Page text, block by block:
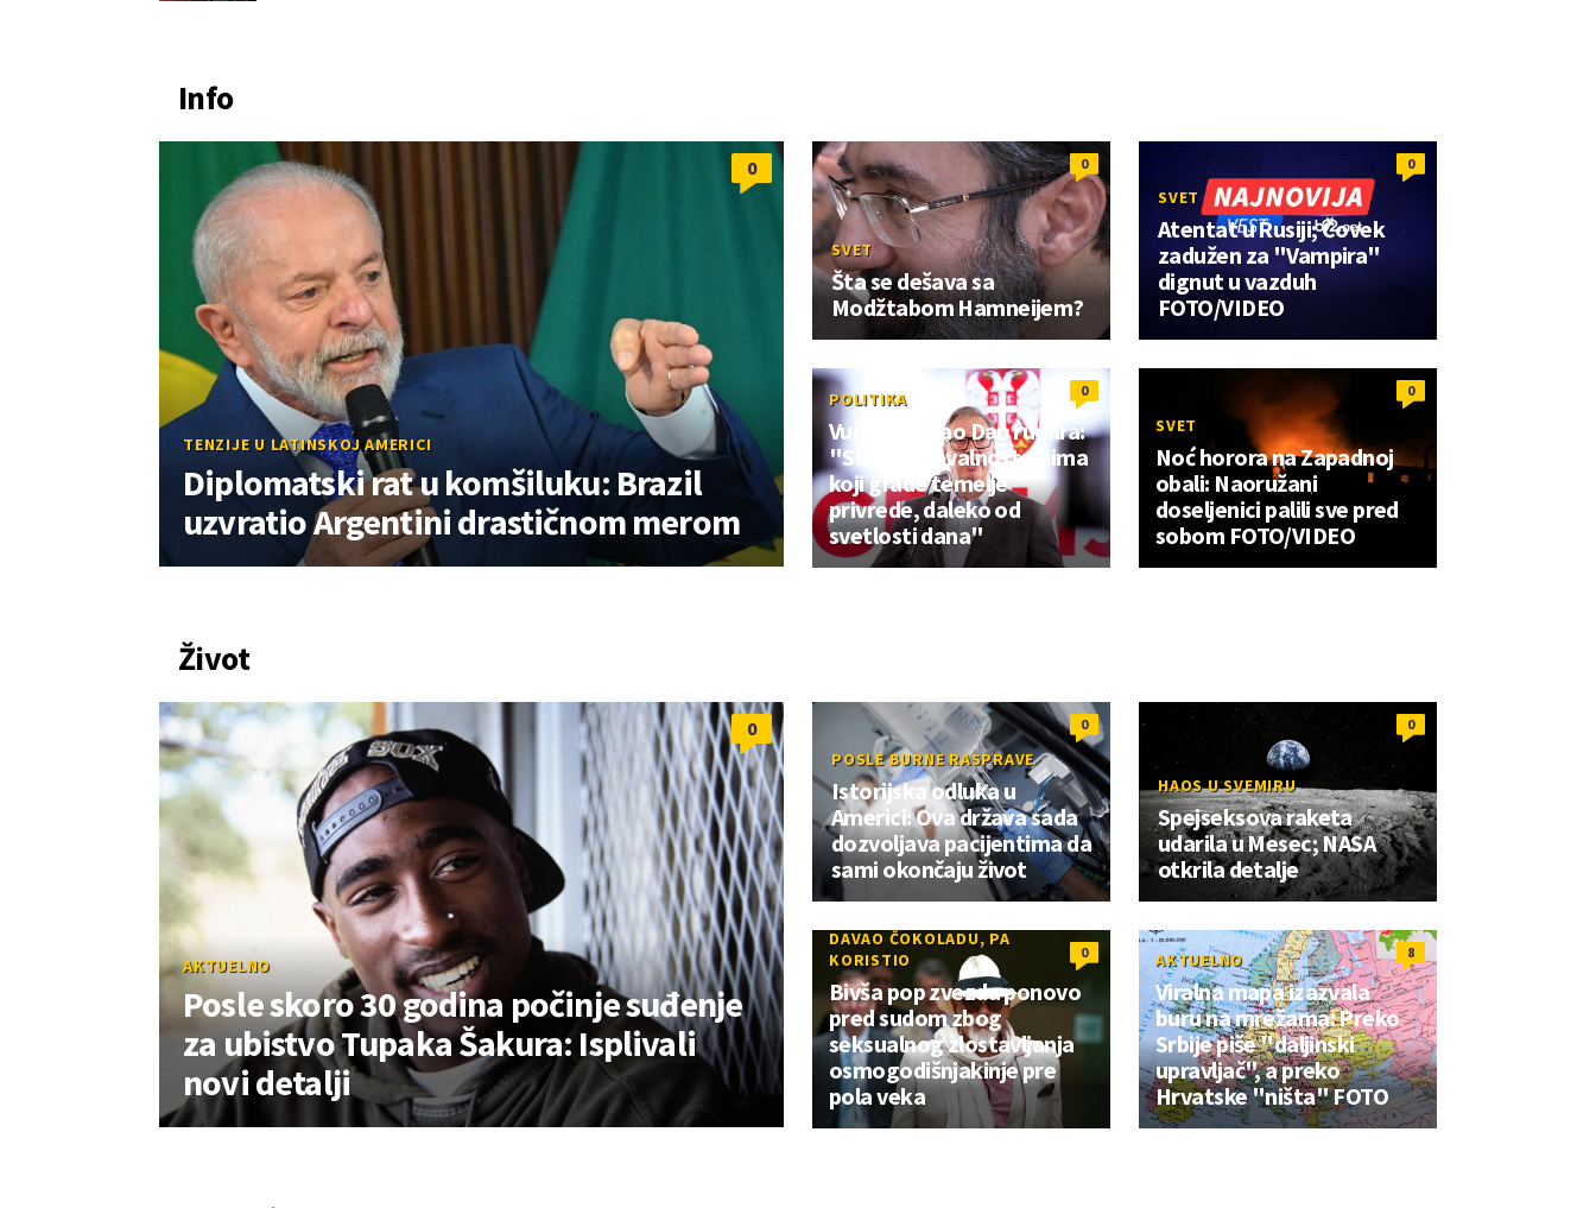
Info
0
TENZIJE U LATINSKOJ AMERICI
Diplomatski rat u komšiluku: Brazil
uzvratio Argentini drastičnom merom
0
SVET
Šta se dešava sa
Modžtabom Hamneijem?
0
SVET
Atentat u Rusiji; Čovek
zadužen za "Vampira"
dignut u vazduh
FOTO/VIDEO
0
POLITIKA
Vučić čestitao Dan rudara:
"Slava i zahvalnost onima
koji grade temelje
privrede, daleko od
svetlosti dana"
0
SVET
Noć horora na Zapadnoj
obali: Naoružani
doseljenici palili sve pred
sobom FOTO/VIDEO
Život
0
AKTUELNO
Posle skoro 30 godina počinje suđenje
za ubistvo Tupaka Šakura: Isplivali
novi detalji
0
POSLE BURNE RASPRAVE
Istorijska odluka u
Americi: Ova država sada
dozvoljava pacijentima da
sami okončaju život
0
HAOS U SVEMIRU
Spejseksova raketa
udarila u Mesec; NASA
otkrila detalje
0
DAVAO ČOKOLADU, PA
KORISTIO
Bivša pop zvezda ponovo
pred sudom zbog
seksualnog zlostavljanja
osmogodišnjakinje pre
pola veka
8
AKTUELNO
Viralna mapa izazvala
buru na mrežama: Preko
Srbije piše "daljinski
upravljač", a preko
Hrvatske "ništa" FOTO